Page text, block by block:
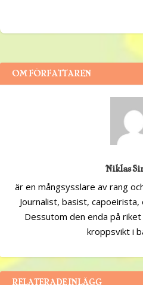
OM FÖRFATTAREN
Niklas
är en mångsysslare av rang
Journalist, basist,
Dessutom den enda på
kroppsvikt i
RELATERADE INLÄGG